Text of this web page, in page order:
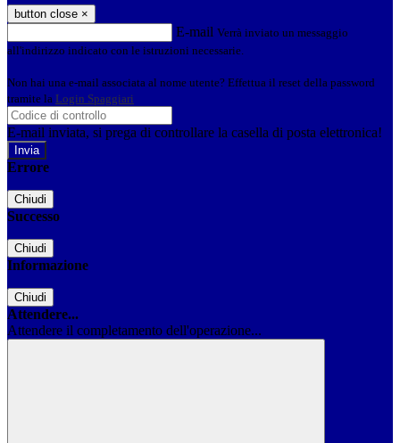
button close ×
E-mail Verrà inviato un messaggio
all'indirizzo indicato con le istruzioni necessarie.
Non hai una e-mail associata al nome utente? Effettua il reset della password
tramite la Login Spaggiari
E-mail inviata, si prega di controllare la casella di posta elettronica!
Errore
Chiudi
Successo
Chiudi
Informazione
Chiudi
Attendere...
Attendere il completamento dell'operazione...